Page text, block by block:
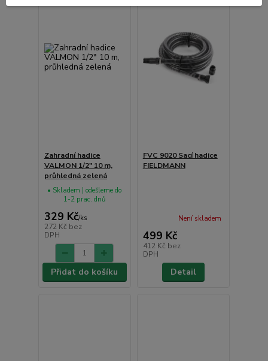
Zahradní hadice
VALMON 1/2" 10 m,
průhledná zelená
329 Kč/ks
272 Kč bez
DPH
• Skladem | odešleme do
1-2 prac. dnů
Přidat do košíku
FVC 9020 Sací hadice
FIELDMANN
499 Kč
412 Kč bez
DPH
Není skladem
Detail